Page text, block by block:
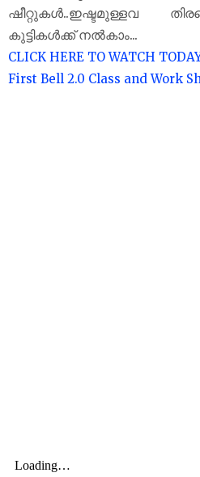
ഷീറ്റുകൾ..ഇഷ്ടമുള്ളവ
കുട്ടികൾക്ക് നൽകാം...
CLICK HERE TO WATCH
First Bell 2.0 Class and Work